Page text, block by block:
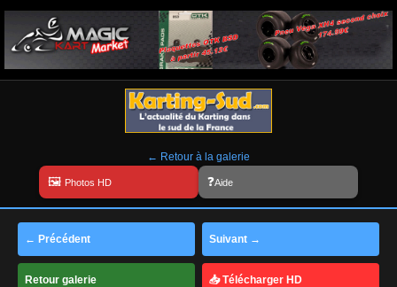
← Retour à la galerie
Aide
← Précédent Suivant →
Retour galerie 📥 Télécharger HD